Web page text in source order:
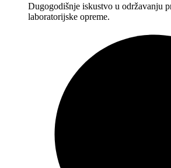
Dugogodišnje iskustvo u održavanju
laboratorijske opreme.